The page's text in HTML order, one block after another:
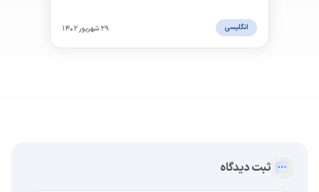
قرار دادیم.
انگلیسی ۲۹ شهریور ۱۴۰۲
ثبت دیدگاه